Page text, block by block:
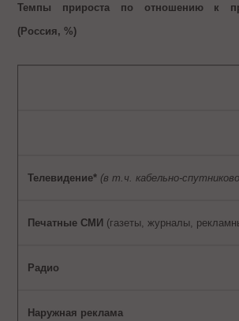
Темпы прироста по отношению к
(Россия, %)
Телевидение* (в т.ч. кабельно-
Печатные СМИ (газеты, журналы,
Радио
Наружная реклама